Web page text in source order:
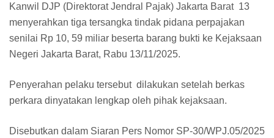
Kanwil DJP (Direktorat Jendral Pajak) Jakarta Barat 13
menyerahkan tiga tersangka tindak pidana perpajakan
senilai Rp 10, 59 miliar beserta barang bukti ke Kejaksaan
Negeri Jakarta Barat, Rabu 13/11/2025.
Penyerahan pelaku tersebut dilakukan setelah berkas
perkara dinyatakan lengkap oleh pihak kejaksaan.
Disebutkan dalam Siaran Pers Nomor SP-30/WPJ.05/2025